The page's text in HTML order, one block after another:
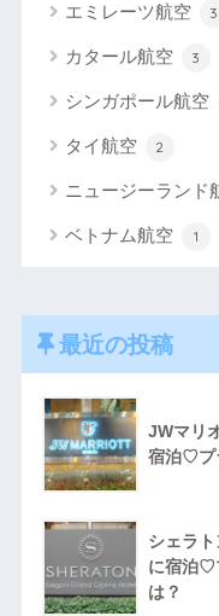
エミレーツ航空 3
カタール航空 3
シンガポール航空
タイ航空 2
ニュージーランド
ベトナム航空 1
最近の投稿
JWマリ
宿泊♡プ
シェラ
に宿泊♡
は？